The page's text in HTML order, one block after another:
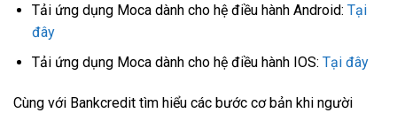
Tải ứng dụng Moca dành cho hệ điều hành Android: Tại
đây
Tải ứng dụng Moca dành cho hệ điều hành IOS: Tại đây
Cùng với Bankcredit tìm hiểu các bước cơ bản khi người